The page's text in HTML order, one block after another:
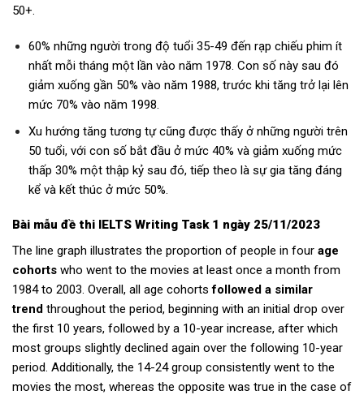
50+.
60% những người trong độ tuổi 35-49 đến rạp chiếu phim ít
nhất mỗi tháng một lần vào năm 1978. Con số này sau đó
giảm xuống gần 50% vào năm 1988, trước khi tăng trở lại lên
mức 70% vào năm 1998.
Xu hướng tăng tương tự cũng được thấy ở những người trên
50 tuổi, với con số bắt đầu ở mức 40% và giảm xuống mức
thấp 30% một thập kỷ sau đó, tiếp theo là sự gia tăng đáng
kể và kết thúc ở mức 50%.
Bài mẫu đề thi IELTS Writing Task 1 ngày 25/11/2023
The line graph illustrates the proportion of people in four age
cohorts who went to the movies at least once a month from
1984 to 2003. Overall, all age cohortsfollowed a similar
trend throughout the period, beginning with an initial drop over
the first 10 years, followed by a 10-year increase, after which
most groups slightly declined again over the following 10-year
period. Additionally, the 14-24 group consistently went to the
movies the most, whereas the opposite was true in the case of